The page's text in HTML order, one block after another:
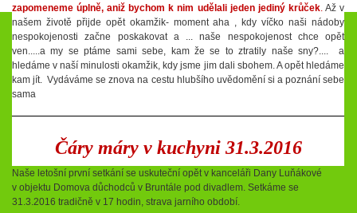
zapomeneme úplně, aniž bychom k nim udělali jeden jediný krůček. Až v
našem životě přijde opět okamžik- moment aha , kdy víčko naši nádoby
nespokojenosti začne poskakovat a ... naše nespokojenost chce opět
ven.....a my se ptáme sami sebe, kam že se to ztratily naše sny?.... a
hledáme v naší minulosti okamžik, kdy jsme jim dali sbohem. A opět hledáme
kam jít. Vydáváme se znova na cestu hlubšího uvědomění si a poznání sebe
sama
Čáry máry v kuchyni 31.3.2016
Naše letošní první setkání se uskuteční opět v kanceláři Dany Luňákové
v objektu Domova důchodců v Bruntále pod divadlem. Setkáme se
31.3.2016 tradičně v 17 hodin, strava jarního období.